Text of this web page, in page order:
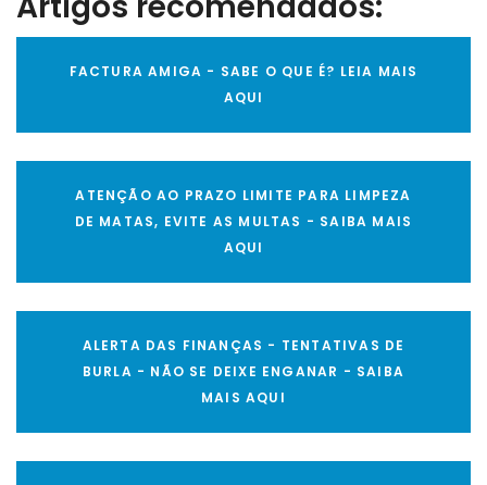
FACTURA AMIGA - SABE O QUE É? LEIA MAIS
AQUI
ATENÇÃO AO PRAZO LIMITE PARA LIMPEZA
DE MATAS, EVITE AS MULTAS - SAIBA MAIS
AQUI
ALERTA DAS FINANÇAS - TENTATIVAS DE
BURLA - NÃO SE DEIXE ENGANAR - SAIBA
MAIS AQUI